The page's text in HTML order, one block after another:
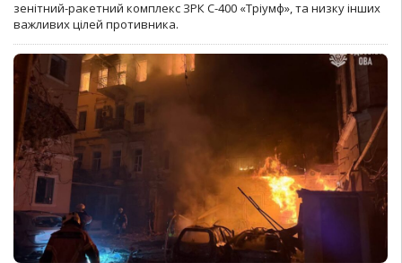
зенітний-ракетний комплекс ЗРК С-400 «Тріумф», та низку інших
важливих цілей противника.